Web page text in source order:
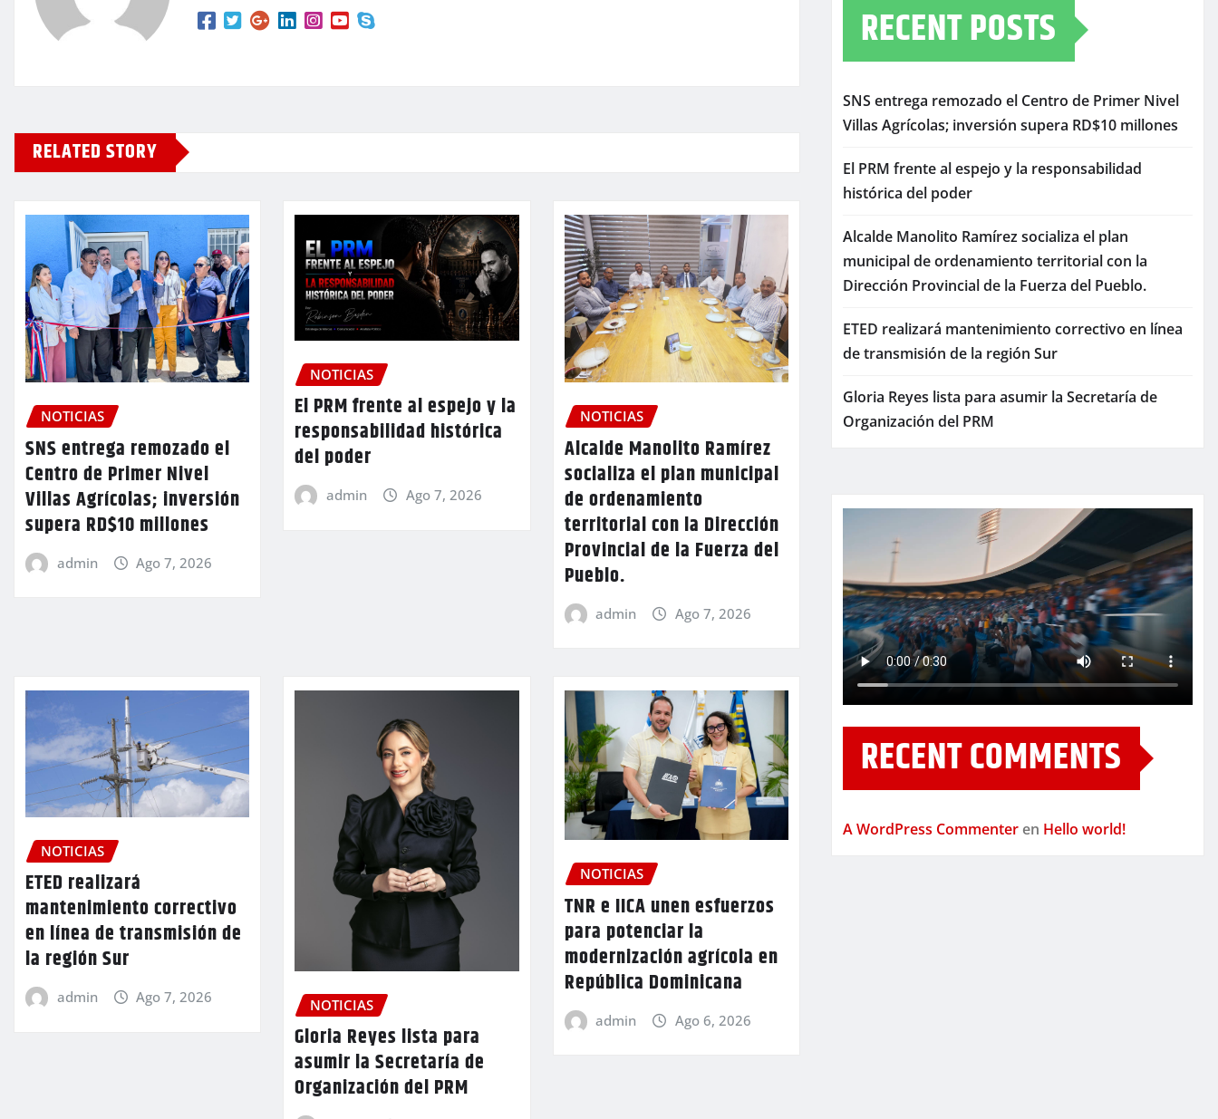
RELATED STORY
NOTICIAS
SNS entrega remozado el
Centro de Primer Nivel
Villas Agrícolas; inversión
supera RD$10 millones
admin Ago 7, 2026
NOTICIAS
El PRM frente al espejo y la
responsabilidad histórica
del poder
admin Ago 7, 2026
NOTICIAS
Alcalde Manolito Ramírez
socializa el plan municipal
de ordenamiento
territorial con la Dirección
Provincial de la Fuerza del
Pueblo.
admin Ago 7, 2026
NOTICIAS
ETED realizará
mantenimiento correctivo
en línea de transmisión de
la región Sur
admin Ago 7, 2026 NOTICIAS
Gloria Reyes lista para
asumir la Secretaría de
Organización del PRM
NOTICIAS
TNR e IICA unen esfuerzos
para potenciar la
modernización agrícola en
República Dominicana
admin Ago 6, 2026
RECENT POSTS
SNS entrega remozado el Centro de Primer Nivel
Villas Agrícolas; inversión supera RD$10 millones
El PRM frente al espejo y la responsabilidad
histórica del poder
Alcalde Manolito Ramírez socializa el plan
municipal de ordenamiento territorial con la
Dirección Provincial de la Fuerza del Pueblo.
ETED realizará mantenimiento correctivo en línea
de transmisión de la región Sur
Gloria Reyes lista para asumir la Secretaría de
Organización del PRM
RECENT COMMENTS
A WordPress Commenter en Hello world!